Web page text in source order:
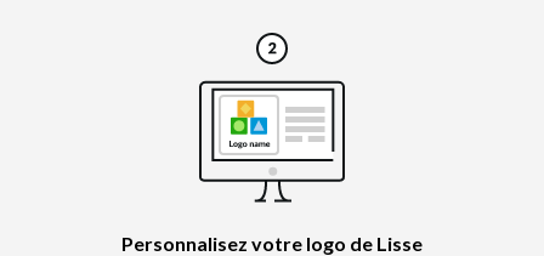
Personnalisez votre logo de Lisse